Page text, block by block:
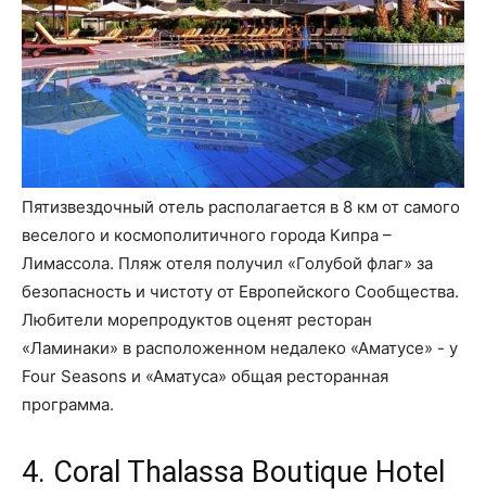
Пятизвездочный отель располагается в 8 км от самого
веселого и космополитичного города Кипра –
Лимассола. Пляж отеля получил «Голубой флаг» за
безопасность и чистоту от Европейского Сообщества.
Любители морепродуктов оценят ресторан
«Ламинаки» в расположенном недалеко «Аматусе» - у
Four Seasons и «Аматуса» общая ресторанная
программа.
4. Coral Thalassa Boutique Hotel